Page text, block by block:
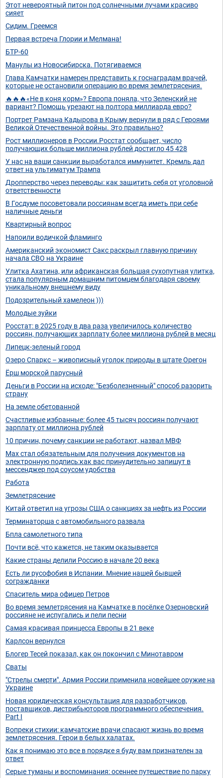
Этот невероятный питон под солнечными лучами красиво
сияет
Сидим. Греемся
Первая встреча Глории и Мелмана!
БТР-60
Манулы из Новосибирска. Потягиваемся
Глава Камчатки намерен представить к госнаградам врачей,
которые не остановили операцию во время землетрясения.
🔥🔥🔥«Не в коня корм»? Европа поняла, что Зеленский не
вариант? Помощь урезают на полтора миллиарда евро?
Портрет Рамзана Кадырова в Крыму вернули в ряд с Героями
Великой Отечественной войны. Это правильно?
Рост миллионеров в России.Росстат сообщает, число
получающих больше миллиона рублей достигло 45 428
У нас на ваши санкции выработался иммунитет. Кремль дал
ответ на ультиматум Трампа
Дропперство через переводы: как защитить себя от уголовной
ответственности
В Госдуме посоветовали россиянам всегда иметь при себе
наличные деньги
Квартирный вопрос
Напоили водичкой фламинго
Американский экономист Сакс раскрыл главную причину
начала СВО на Украине
Улитка Ахатина, или африканская большая сухопутная улитка,
стала популярным домашним питомцем благодаря своему
уникальному внешнему виду
Подозрительный хамелеон )))
Молодые зуйки
Росстат: в 2025 году в два раза увеличилось количество
россиян, получающих зарплату более миллиона рублей в месяц
Липецк-зеленый город
Озеро Спаркс – живописный уголок природы в штате Орегон
Ёрш морской парусный
Деньги в России на исходе: "Безболезненный" способ разорить
страну
На земле обетованной
Счастливые избранные: более 45 тысяч россиян получают
зарплату от миллиона рублей
10 причин, почему санкции не работают, назвал МВФ
Max стал обязательным для получения документов на
электронную подпись:как вас принудительно запишут в
мессенджер под соусом удобства
Работа
Землетрясение
Китай ответил на угрозы США о санкциях за нефть из России
Терминаторша с автомобильного развала
Бпла самолетного типа
Почти всё, что кажется, не таким оказывается
Какие страны делили Россию в начале 20 века
Есть ли русофобия в Испании. Мнение нашей бывшей
согражданки
Спаситель мира офицер Петров
Во время землетрясения на Камчатке в посёлке Озерновский
россияне не испугались и пели песни
Самая красивая принцесса Европы в 21 веке
Карлсон вернулся
Блогер Тесей показал, как он покончил с Минотавром
Сваты
"Стрелы смерти". Армия России применила новейшее оружие на
Украине
Новая юридическая консультация для разработчиков,
поставщиков, дистрибьюторов программного обеспечения.
Part I
Вопреки стихии: камчатские врачи спасают жизнь во время
землетрясения. Герои в белых халатах.
Как я понимаю это все в порядке я буду вам признателен за
ответ
Серые туманы и воспоминания: осеннее путешествие по парку